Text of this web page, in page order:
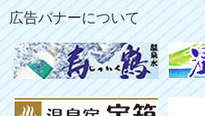
広告バナーについて